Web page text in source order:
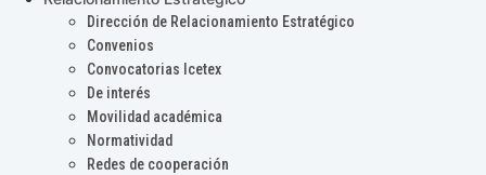
Dirección de Relacionamiento Estratégico
Convenios
Convocatorias Icetex
De interés
Movilidad académica
Normatividad
Redes de cooperación